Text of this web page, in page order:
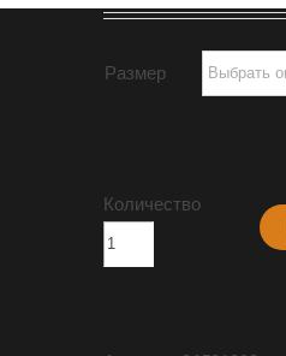
Размер
Количество